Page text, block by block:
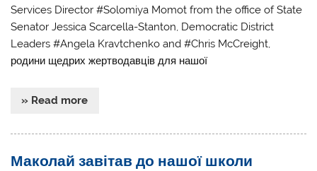
Services Director #Solomiya Momot from the office of State
Senator Jessica Scarcella-Stanton, Democratic District
Leaders #Angela Kravtchenko and #Chris McCreight,
родини щедрих жертводавців для нашої
» Read more
Маколай завітав до нашої школи